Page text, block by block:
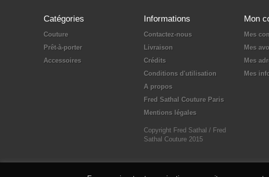
Catégories
Couture
Prêt-à-porter
Accessoires
Informations
Contactez-nous
Livraison
Crédits
Conditions d'utilisation
A propos
Fred Sathal Couture Paris
Mentions légales
Copyright Fred Sathal / Fred
Sathal Couture 2015
Mon
Mes
Mes
Mes
Mes